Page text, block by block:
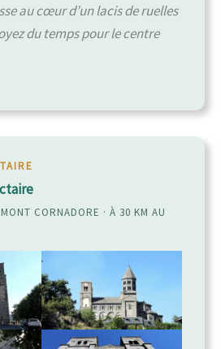
au cœur d’un lacis de ruelles
du temps pour le centre
CORNADORE · À 30 KM AU